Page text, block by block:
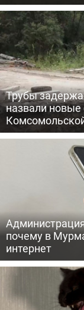
Трубы
назвали
почему в
интернет